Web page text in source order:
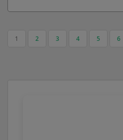
NAVEGACIÓN DE
1 2 3 4 5 6